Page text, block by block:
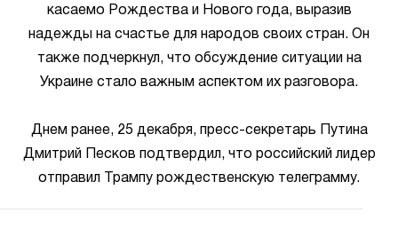
касаемо Рождества и Нового года, выразив
надежды на счастье для народов своих стран. Он
также подчеркнул, что обсуждение ситуации на
Украине стало важным аспектом их разговора.
Днем ранее, 25 декабря, пресс-секретарь Путина
Дмитрий Песков подтвердил, что российский лидер
отправил Трампу рождественскую телеграмму.